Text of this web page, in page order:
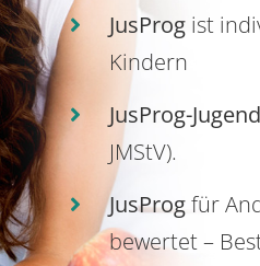
JusProgist
Kindern
JusProg-
JMStV).
JusProgfür
bewertet –